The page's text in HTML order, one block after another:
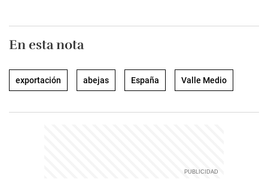
En esta nota
exportación abejas España Valle Medio